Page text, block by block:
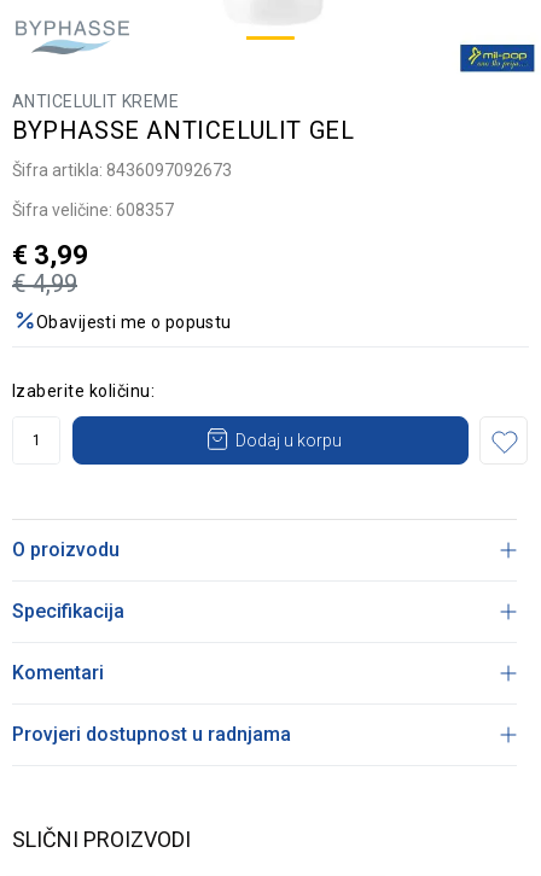
ANTICELULIT KREME
BYPHASSE ANTICELULIT GEL
Šifra artikla: 8436097092673
Šifra veličine: 608357
€ 4,99
€ 3,99
Obavijesti me o popustu
Izaberite količinu:
Dodaj u korpu
O proizvodu
Specifikacija
Komentari
Provjeri dostupnost u radnjama
SLIČNI PROIZVODI